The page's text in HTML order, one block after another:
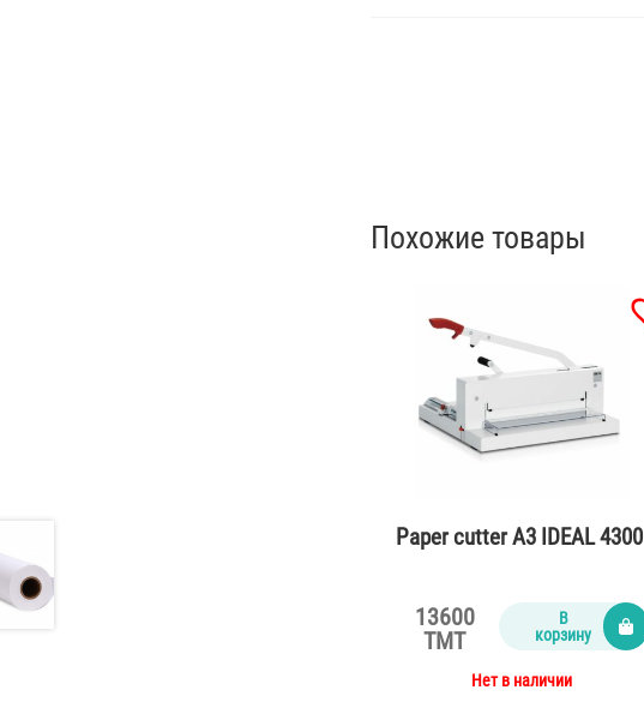
Похожие товары
Paper cutter A3 IDEAL 4300
13600
TMT
В
корзину
Нет в наличии